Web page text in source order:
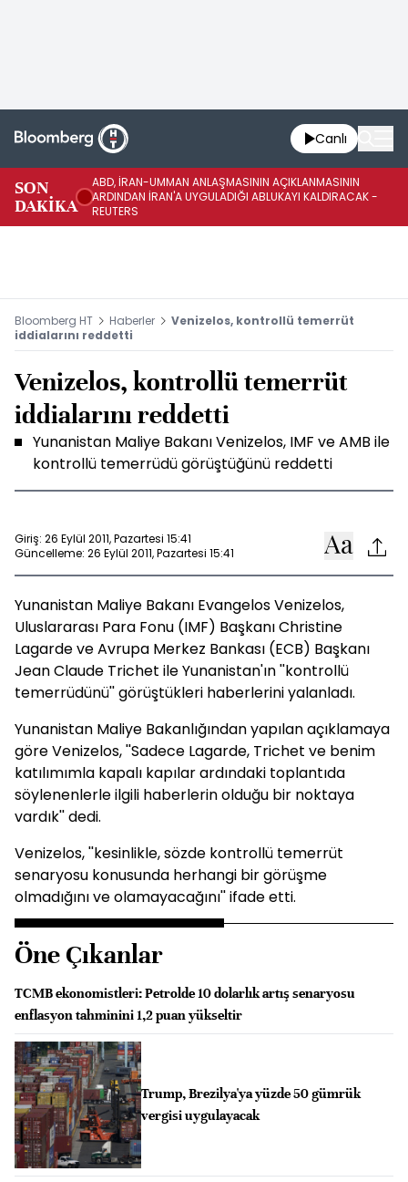
Canlı
SON
DAKİKA
ABD, İRAN-UMMAN ANLAŞMASININ AÇIKLANMASININ
ARDINDAN İRAN'A UYGULADIĞI ABLUKAYI KALDIRACAK -
REUTERS
Bloomberg HT Haberler
Venizelos, kontrollü temerrüt
iddialarını reddetti
Venizelos, kontrollü temerrüt
iddialarını reddetti
Yunanistan Maliye Bakanı Venizelos, IMF ve AMB ile
kontrollü temerrüdü görüştüğünü reddetti
Giriş: 26 Eylül 2011, Pazartesi 15:41
Güncelleme: 26 Eylül 2011, Pazartesi 15:41
Yunanistan Maliye Bakanı Evangelos Venizelos,
Uluslararası Para Fonu (IMF) Başkanı Christine
Lagarde ve Avrupa Merkez Bankası (ECB) Başkanı
Jean Claude Trichet ile Yunanistan'ın ''kontrollü
temerrüdünü'' görüştükleri haberlerini yalanladı.
Yunanistan Maliye Bakanlığından yapılan açıklamaya
göre Venizelos, ''Sadece Lagarde, Trichet ve benim
katılımımla kapalı kapılar ardındaki toplantıda
söylenenlerle ilgili haberlerin olduğu bir noktaya
vardık'' dedi.
Venizelos, ''kesinlikle, sözde kontrollü temerrüt
senaryosu konusunda herhangi bir görüşme
olmadığını ve olamayacağını'' ifade etti.
Öne Çıkanlar
TCMB ekonomistleri: Petrolde 10 dolarlık artış senaryosu
enflasyon tahminini 1,2 puan yükseltir
Trump, Brezilya'ya yüzde 50 gümrük
vergisi uygulayacak